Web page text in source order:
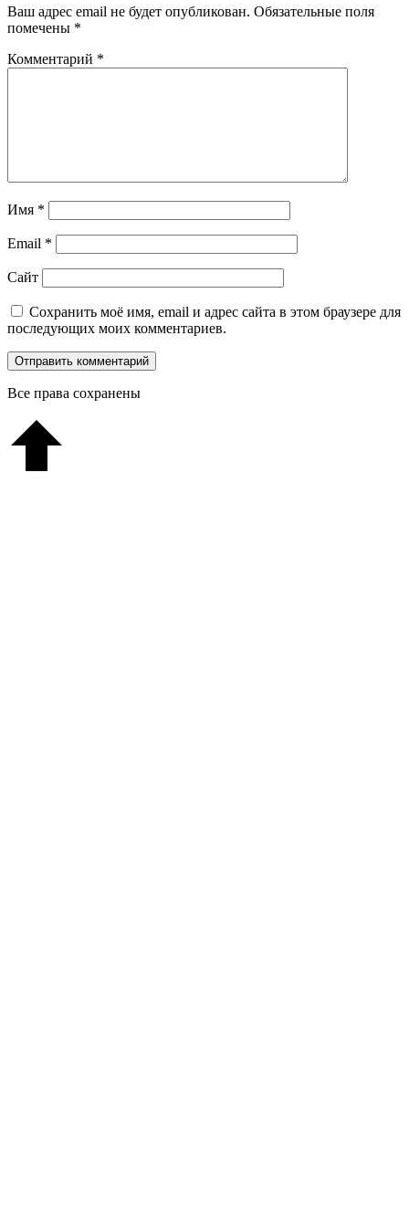
Ваш адрес email не будет опубликован. Обязательные поля
помечены *
Комментарий *
Имя *
Email *
Сайт
Сохранить моё имя, email и адрес сайта в этом браузере для
последующих моих комментариев.
Все права сохранены